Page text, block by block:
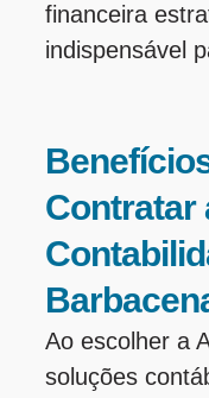
financeira
indispensável
Contratar
Ao escolher a
soluções